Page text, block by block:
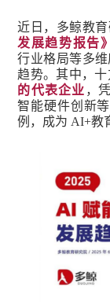
近日，多鲸教
发展趋势报告》
行业格局等多
趋势。其中，
的代表企业 ，
智能硬件创新
例，成为 AI+教